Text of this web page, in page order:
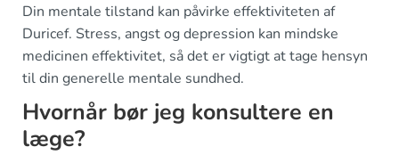
Din mentale tilstand kan påvirke effektiviteten af
Duricef. Stress, angst og depression kan mindske
medicinen effektivitet, så det er vigtigt at tage hensyn
til din generelle mentale sundhed.
Hvornår bør jeg konsultere en
læge?